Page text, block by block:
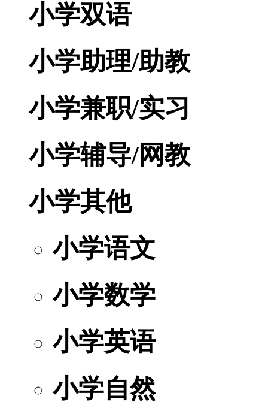
小学双语
小学助理/助教
小学兼职/实习
小学辅导/网教
小学其他
小学语文
小学数学
小学英语
小学自然